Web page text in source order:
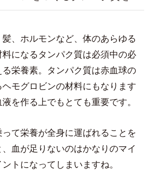
、ホルモンなど、体のあらゆる
料になるタンパク質は必須中の必
栄養素。タンパク質は赤血球の
モグロビンの材料にもなります
を作る上でもとても重要です。
って栄養が全身に運ばれることを
血が足りないのはかなりのマイ
トになってしまいますね。